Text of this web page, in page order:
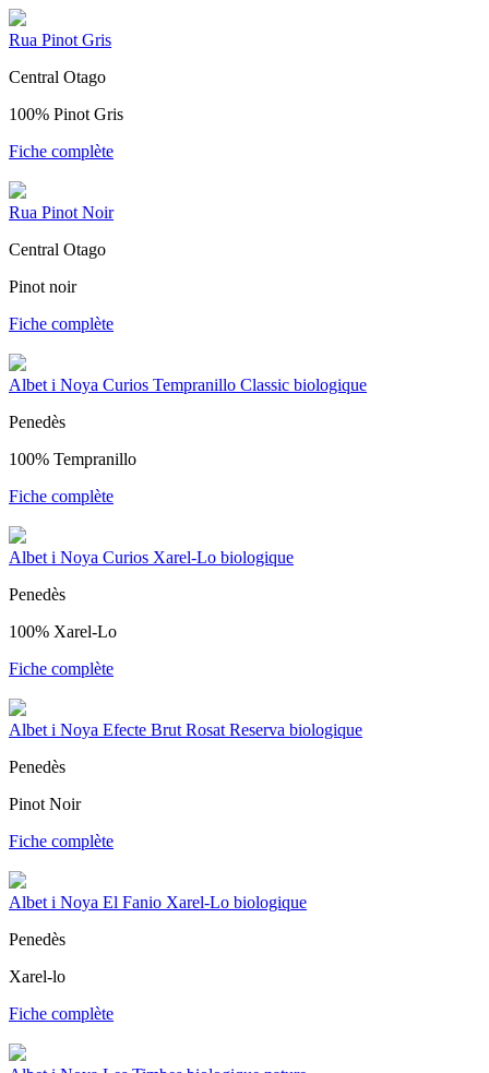
Rua Pinot Gris
Central Otago
100% Pinot Gris
Fiche complète
Rua Pinot Noir
Central Otago
Pinot noir
Fiche complète
Albet i Noya Curios Tempranillo Classic biologique
Penedès
100% Tempranillo
Fiche complète
Albet i Noya Curios Xarel-Lo biologique
Penedès
100% Xarel-Lo
Fiche complète
Albet i Noya Efecte Brut Rosat Reserva biologique
Penedès
Pinot Noir
Fiche complète
Albet i Noya El Fanio Xarel-Lo biologique
Penedès
Xarel-lo
Fiche complète